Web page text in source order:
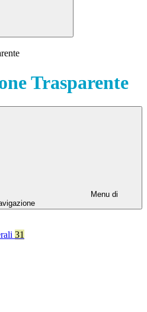
Trasparente
Menu di
31